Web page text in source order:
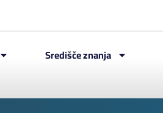
Središče znanja